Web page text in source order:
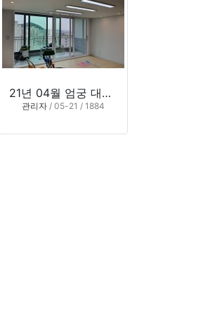
21년 04월 엄궁 대림아파트(부산시 사상구 엄궁동)
관리자 / 05-21 / 1884